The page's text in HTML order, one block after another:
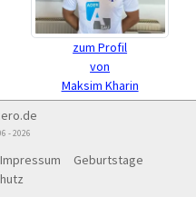
zum Profil
von
Maksim Kharin
- 2026
Impressum
Geburtstage